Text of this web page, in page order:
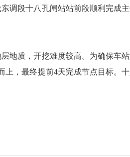
调段十八孔闸站站前段顺利完成
地质，开挖难度较高。为确保车
上，最终提前4天完成节点目标。